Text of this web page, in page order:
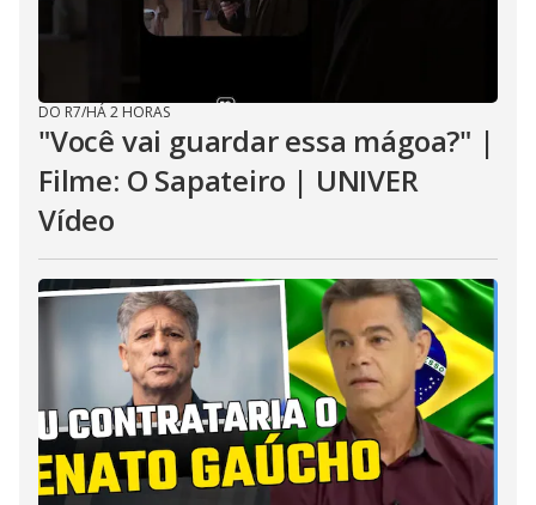
DO R7/HÁ 2 HORAS
"Você vai guardar essa mágoa?" |
Filme: O Sapateiro | UNIVER
Vídeo